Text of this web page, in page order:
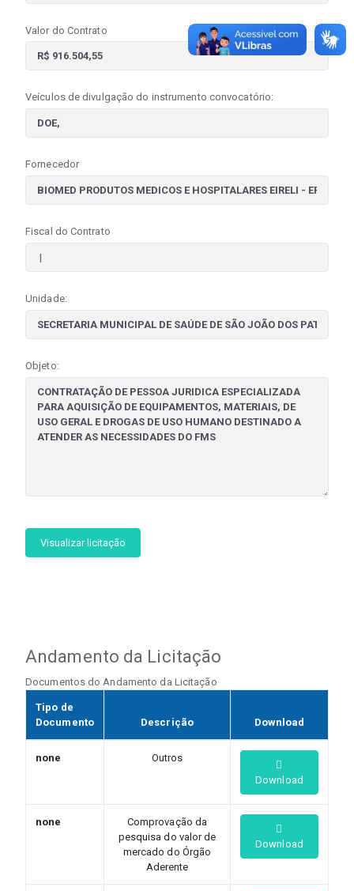
Valor do Contrato
Veículos de divulgação do instrumento convocatório:
Fornecedor
Fiscal do Contrato
Unidade:
Objeto:
Visualizar licitação
Andamento da Licitação
Documentos do Andamento da Licitação
Tipo de
Documento
Descrição Download
none
Outros
Download
none
Comprovação da
pesquisa do valor de
mercado do Órgão
Aderente
Download